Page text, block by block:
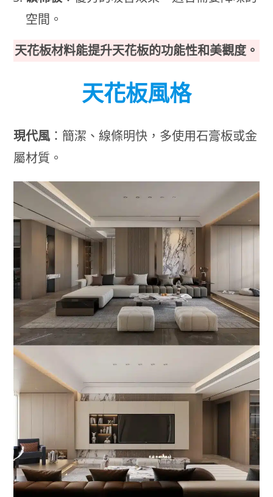
空間。
天花板材料能提升天花板的功能性和美觀度。
天花板風格
現代風 ：簡潔、線條明快，多使用石膏板或金
屬材質。